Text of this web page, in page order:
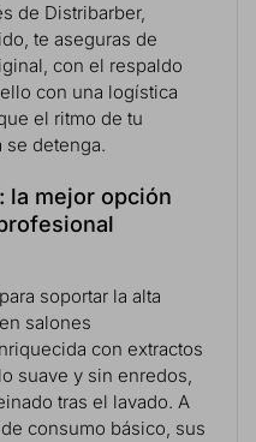
de Distribarber,
te aseguras de
con el respaldo
con una logística
el ritmo de tu
se detenga.
la mejor opción
soportar la alta
salones
con extractos
suave y sin enredos,
tras el lavado. A
consumo básico, sus